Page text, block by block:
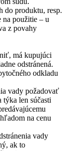
do produktu, resp.
na použitie – u
z povahy
má kupujúci
odstránená.
odkladu
vady požadovať
týka len súčasti
na cenu
vady
ak to